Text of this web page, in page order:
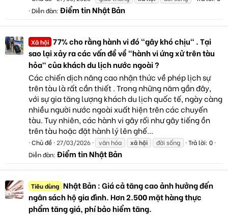
Diễn đàn: Điểm tin Nhật Bản
Xã hội 77% cho rằng hành vi đó "gây khó chịu" . Tại
sao lại xảy ra các vấn đề về "hành vi ứng xử trên tàu
hỏa" của khách du lịch nước ngoài ?
Các chiến dịch nâng cao nhận thức về phép lịch sự
trên tàu là rất cần thiết . Trong những năm gần đây,
với sự gia tăng lượng khách du lịch quốc tế, ngày càng
nhiều người nước ngoài xuất hiện trên các chuyến
tàu. Tuy nhiên, các hành vi gây rối như gây tiếng ồn
trên tàu hoặc đặt hành lý lên ghế...
Chủ đề 27/03/2026 văn hóa xãhội đời sống
Trả lời: 0
Diễn đàn: Điểm tin Nhật Bản
Tiêu dùng Nhật Bản : Giá cả tăng cao ảnh hưởng đến
ngân sách hộ gia đình. Hơn 2.500 mặt hàng thực
phẩm tăng giá, phí bảo hiểm tăng.